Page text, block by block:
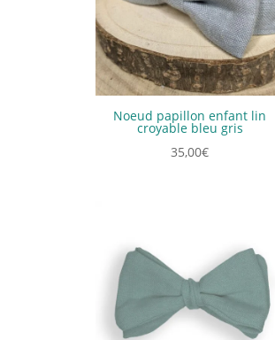
Noeud papillon enfant lin
croyable bleu gris
35,00€